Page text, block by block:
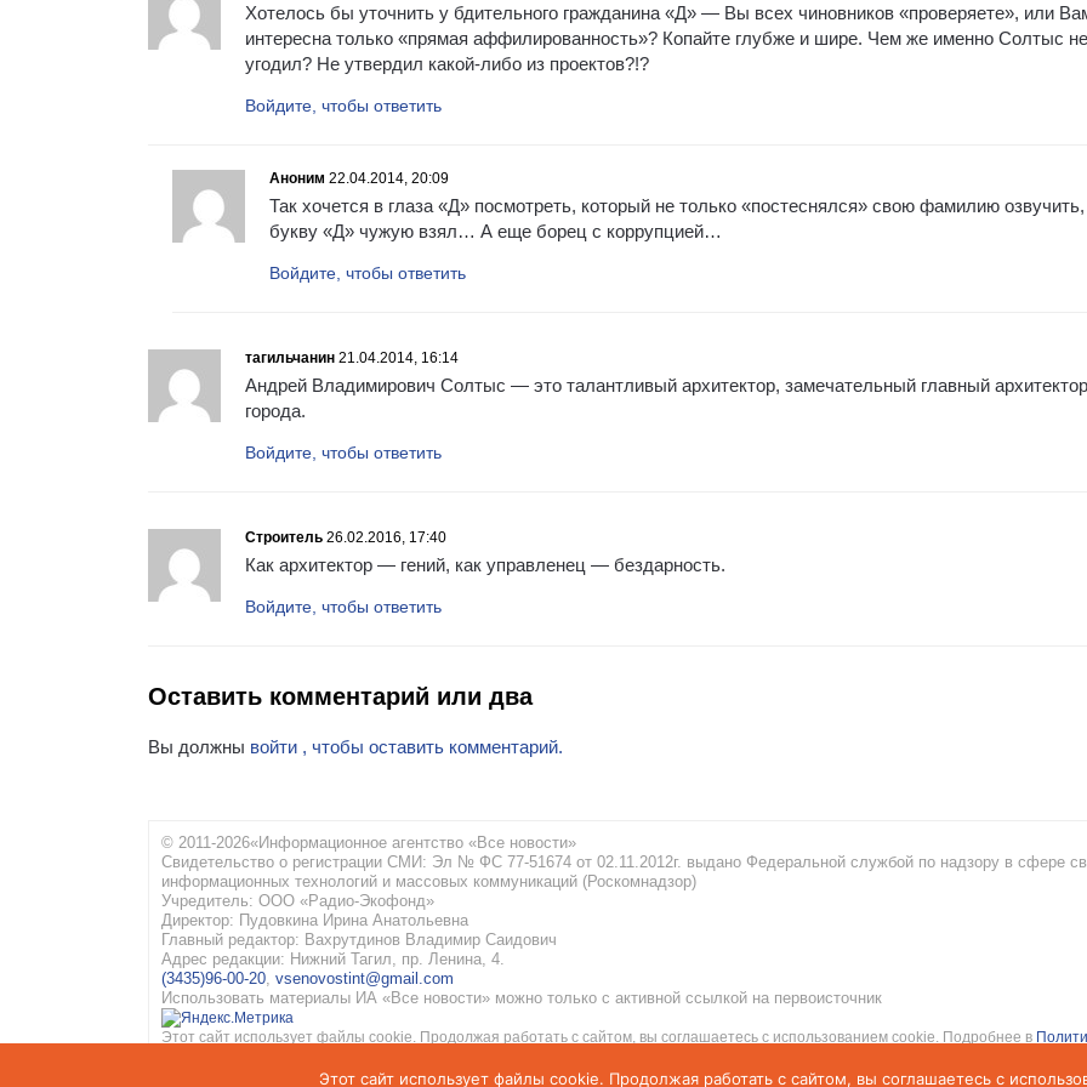
Хотелось бы уточнить у бдительного гражданина «Д» — Вы всех чиновников «проверяете», или
интересна только «прямая аффилированность»? Копайте глубже и шире. Чем же именно Солтыс не
угодил? Не утвердил какой-либо из проектов?!?
Войдите, чтобы ответить
Аноним 22.04.2014, 20:09
Так хочется в глаза «Д» посмотреть, который не только «постеснялся» свою фамилию
букву «Д» чужую взял… А еще борец с коррупцией…
Войдите, чтобы ответить
тагильчанин 21.04.2014, 16:14
Андрей Владимирович Солтыс — это талантливый архитектор, замечательный главный архитектор
города.
Войдите, чтобы ответить
Строитель 26.02.2016, 17:40
Как архитектор — гений, как управленец — бездарность.
Войдите, чтобы ответить
Оставить комментарий или два
Вы должны войти , чтобы оставить комментарий.
© 2011-2026«Информационное агентство «Все новости»
Свидетельство о регистрации СМИ: Эл № ФС 77-51674 от 02.11.2012г. выдано Федеральной службой по надзору в сфере
информационных технологий и массовых коммуникаций (Роскомнадзор)
Учредитель: ООО «Радио-Экофонд»
Директор: Пудовкина Ирина Анатольевна
Главный редактор: Вахрутдинов Владимир Саидович
Адрес редакции: Нижний Тагил, пр. Ленина, 4.
(3435)96-00-20 vsenovostint@gmail.com
Использовать материалы ИА «Все новости» можно только с активной ссылкой на первоисточник
Этот сайт использует файлы cookie. Продолжая работать с сайтом, вы соглашаетесь с использованием cookie. Подробнее в
Этот сайт использует файлы cookie. Продолжая работать с сайтом, вы соглашаетесь с